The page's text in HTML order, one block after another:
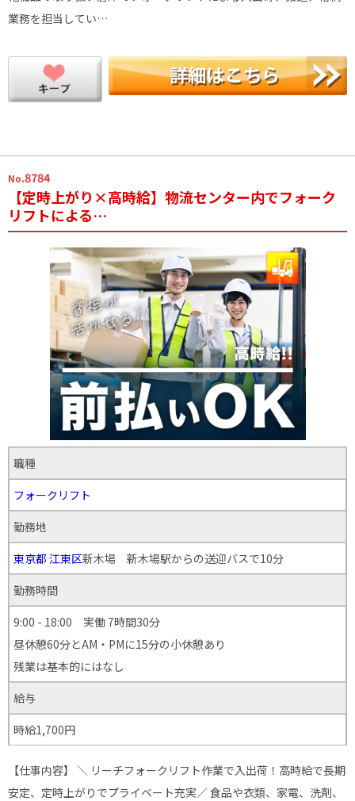
業務を担当してい…
No.8784
【定時上がり×高時給】物流センター内でフォーク
リフトによる…
職種
フォークリフト
勤務地
東京都 江東区新木場 新木場駅からの送迎バスで10分
勤務時間
9:00 - 18:00 実働 7時間30分
昼休憩60分とAM・PMに15分の小休憩あり
残業は基本的にはなし
給与
時給1,700円
【仕事内容】 ＼ リーチフォークリフト作業で入出荷！高時給で長期
安定、定時上がりでプライベート充実／ 食品や衣類、家電、洗剤、